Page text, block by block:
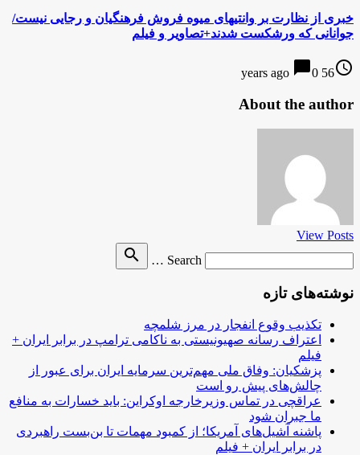
خبری از نظارت بر وانتی‎های میوه فروش فرهنگیان و رجایی نیست/
جوانانی که ورشکست شدند+تصاویر و فیلم
access_time
56 years ago
chat_bubble0
About the author
View Posts
Search …
search
نوشته‌های تازه
تکذیب وقوع انفجار در مرز شلمچه
اعتراف رسانه صهیونیستی به ناکامی ترامپ در برابر ایران +
فیلم
پزشکیان: وفاق ملی مهم‌ترین سرمایه ایران برای عبور از
چالش‌های پیش رو است
عراقچی در تماس وزیرخارجه اوکراین: باید خسارات به منافع
ما جبران شود
پاشنه آشیل‌های آمریکا؛ از کمبود مهمات تا بن‌بست راهبردی
در برابر ایران + فیلم